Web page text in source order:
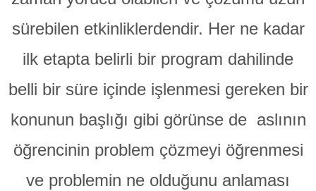
sürebilen etkinliklerdendir. Her ne kadar
ilk etapta belirli bir program dahilinde
belli bir süre içinde işlenmesi gereken bir
konunun başlığı gibi görünse de aslının
öğrencinin problem çözmeyi öğrenmesi
ve problemin ne olduğunu anlaması